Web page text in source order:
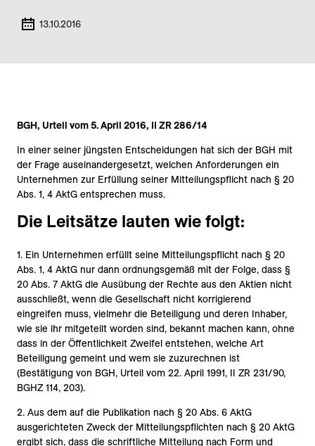
13.10.2016
BGH, Urteil vom 5. April 2016, II ZR 286/14
In einer seiner jüngsten Entscheidungen hat sich der BGH mit
der Frage auseinandergesetzt, welchen Anforderungen ein
Unternehmen zur Erfüllung seiner Mitteilungspflicht nach § 20
Abs. 1, 4 AktG entsprechen muss.
Die Leitsätze lauten wie folgt:
1. Ein Unternehmen erfüllt seine Mitteilungspflicht nach § 20
Abs. 1, 4 AktG nur dann ordnungsgemäß mit der Folge, dass §
20 Abs. 7 AktG die Ausübung der Rechte aus den Aktien nicht
ausschließt, wenn die Gesellschaft nicht korrigierend
eingreifen muss, vielmehr die Beteiligung und deren Inhaber,
wie sie ihr mitgeteilt worden sind, bekannt machen kann, ohne
dass in der Öffentlichkeit Zweifel entstehen, welche Art
Beteiligung gemeint und wem sie zuzurechnen ist
(Bestätigung von BGH, Urteil vom 22. April 1991, II ZR 231/90,
BGHZ 114, 203).
2. Aus dem auf die Publikation nach § 20 Abs. 6 AktG
ausgerichteten Zweck der Mitteilungspflichten nach § 20 AktG
ergibt sich, dass die schriftliche Mitteilung nach Form und